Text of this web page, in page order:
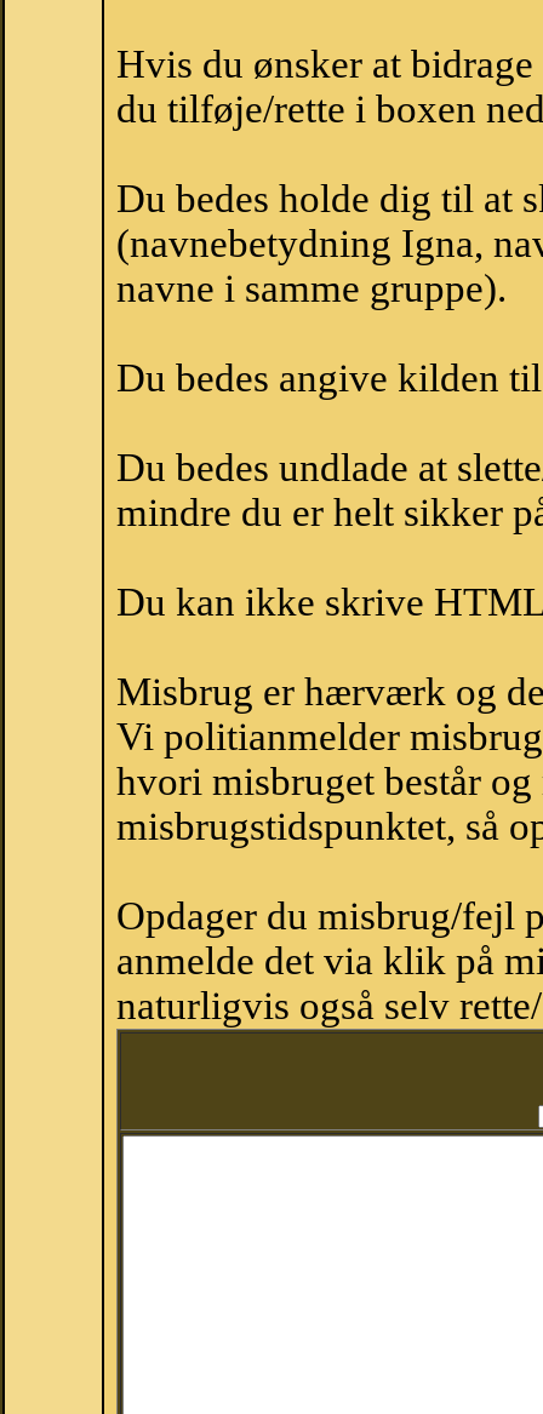
Hvis du ønsker at
du tilføje/rette i boxen
Du bedes holde dig til at
(navnebetydning Igna,
navne i samme gruppe).
Du bedes angive kilden
Du bedes undlade at
mindre du er helt sikker
Du kan ikke skrive
Misbrug er hærværk og
Vi politianmelder
hvori misbruget består
misbrugstidspunktet, så
Opdager du misbrug/fejl
anmelde det via klik på
naturligvis også selv